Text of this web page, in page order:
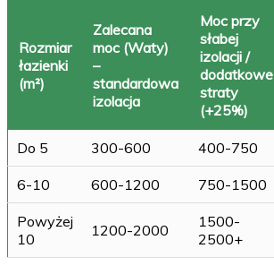
Rozmiar
łazienki
(m²)
Zalecana
moc (Waty)
–
standardowa
izolacja
Moc przy
słabej
izolacji /
dodatkowe
straty
(+25%)
Do 5 300-600 400-750
6-10 600-1200 750-1500
Powyżej
10
1200-2000
1500-
2500+